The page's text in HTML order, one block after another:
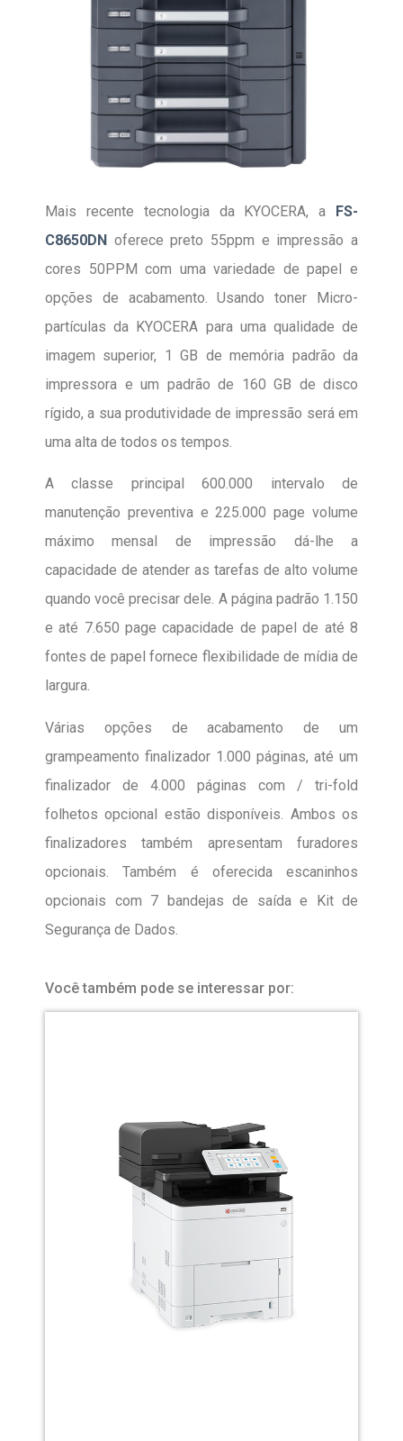
Mais recente tecnologia da KYOCERA, a FS-
C8650DN oferece preto 55ppm e impressão a
cores 50PPM com uma variedade de papel e
opções de acabamento. Usando toner Micro-
partículas da KYOCERA para uma qualidade de
imagem superior, 1 GB de memória padrão da
impressora e um padrão de 160 GB de disco
rígido, a sua produtividade de impressão será em
uma alta de todos os tempos.
A classe principal 600.000 intervalo de
manutenção preventiva e 225.000 page volume
máximo mensal de impressão dá-lhe a
capacidade de atender as tarefas de alto volume
quando você precisar dele. A página padrão 1.150
e até 7.650 page capacidade de papel de até 8
fontes de papel fornece flexibilidade de mídia de
largura.
Várias opções de acabamento de um
grampeamento finalizador 1.000 páginas, até um
finalizador de 4.000 páginas com / tri-fold
folhetos opcional estão disponíveis. Ambos os
finalizadores também apresentam furadores
opcionais. Também é oferecida escaninhos
opcionais com 7 bandejas de saída e Kit de
Segurança de Dados.
Você também pode se interessar por: